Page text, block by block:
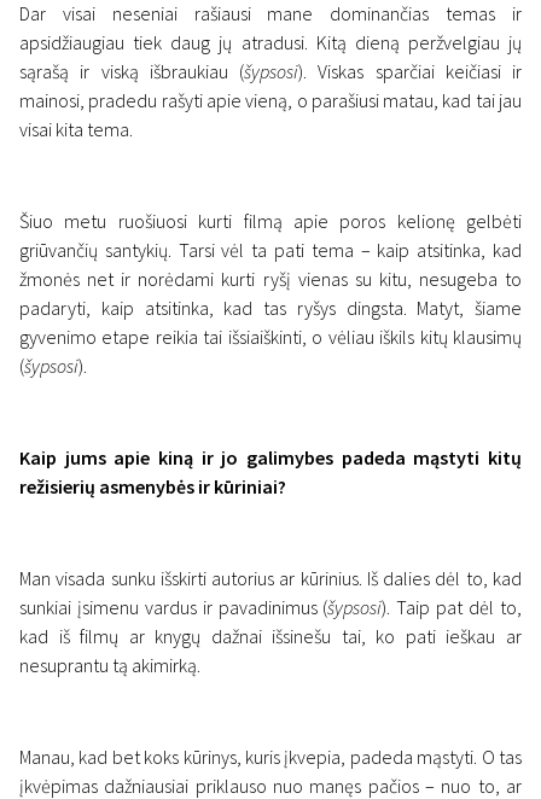
Dar visai neseniai rašiausi mane dominančias temas ir
apsidžiaugiau tiek daug jų atradusi. Kitą dieną peržvelgiau jų
sąrašą ir viską išbraukiau (šypsosi). Viskas sparčiai keičiasi ir
mainosi, pradedu rašyti apie vieną, o parašiusi matau, kad tai jau
visai kita tema.
Šiuo metu ruošiuosi kurti filmą apie poros kelionę gelbėti
griūvančių santykių. Tarsi vėl ta pati tema – kaip atsitinka, kad
žmonės net ir norėdami kurti ryšį vienas su kitu, nesugeba to
padaryti, kaip atsitinka, kad tas ryšys dingsta. Matyt, šiame
gyvenimo etape reikia tai išsiaiškinti, o vėliau iškils kitų klausimų
(šypsosi).
Kaip jums apie kiną ir jo galimybes padeda mąstyti kitų
režisierių asmenybės ir kūriniai?
Man visada sunku išskirti autorius ar kūrinius. Iš dalies dėl to, kad
sunkiai įsimenu vardus ir pavadinimus (šypsosi). Taip pat dėl to,
kad iš filmų ar knygų dažnai išsinešu tai, ko pati ieškau ar
nesuprantu tą akimirką.
Manau, kad bet koks kūrinys, kuris įkvepia, padeda mąstyti. O tas
įkvėpimas dažniausiai priklauso nuo manęs pačios – nuo to, ar